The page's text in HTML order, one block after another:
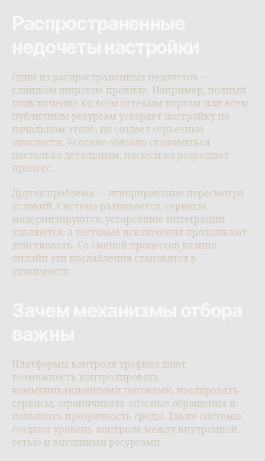
Один из распространенных недочетов —
слишком широкие правила. Например, полный
подключение ко всем сетевым портам или всем
публичным ресурсам ускоряет настройку на
начальном этапе, но создает серьезные
опасности. Условие обязано становиться
настолько детальным, насколько разрешает
процесс.
Другая проблема — игнорирование пересмотра
условий. Система развивается, сервисы
модернизируются, устаревшие интеграции
удаляются, а тестовые исключения продолжают
действовать. Со сменой процессов казино
онлайн эти послабления становятся в
уязвимости.
Платформы контроля трафика дают
возможность контролировать
коммуникационными потоками, изолировать
сервисы, ограничивать опасные обращения и
повышать прозрачность среды. Такие системы
создают уровень контроля между внутренней
сетью и внешними ресурсами.